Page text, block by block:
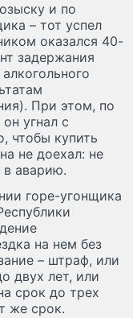
и по
– тот успел
оказался 40-
задержания
При этом, по
угнал с
чтобы купить
не доехал: не
в аварию.
горе-угонщика
на нем без
– штраф, или
двух лет, или
срок до трех
же срок.